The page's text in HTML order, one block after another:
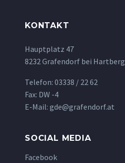
KONTAKT
Hauptplatz 47
8232 Grafendorf bei Hartberg
Telefon: 03338 / 22 62
Fax: DW -4
E-Mail: gde@grafendorf.at
SOCIAL MEDIA
Facebook